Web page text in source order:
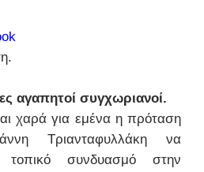
αγαπητοί συγχωριανοί.
και χαρά για εμένα η πρόταση
Τριανταφυλλάκη να
συνδυασμό στην